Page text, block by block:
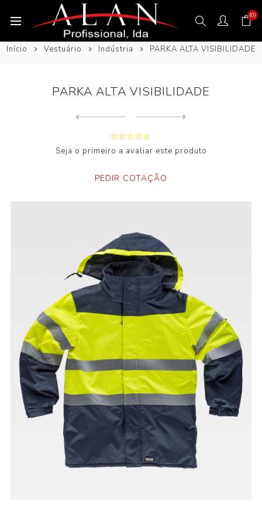
(0)
Início Vestuário Indústria PARKA ALTA VISIBILIDADE
PARKA ALTA VISIBILIDADE
Seja o primeiro a avaliar este produto
PEDIR COTAÇÃO